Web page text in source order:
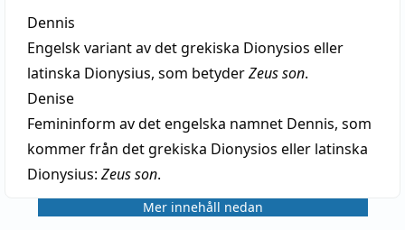
Dennis
Engelsk variant av det grekiska Dionysios eller
latinska Dionysius, som betyderZeus son.
Denise
Femininform av det engelska namnet Dennis, som
kommer från det grekiska Dionysios eller latinska
Dionysius: Zeus son.
Mer innehåll nedan